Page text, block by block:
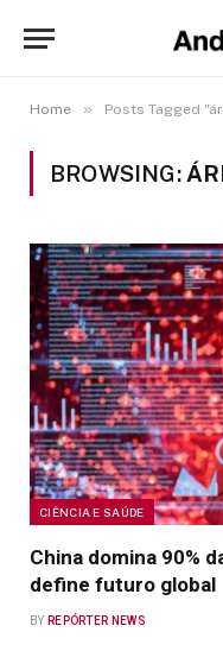
Home » Posts Tagged
BROWSING:
CIÊNCIA E SAÚDE
China domina 90%
define futuro global
BY REPÓRTER NEWS